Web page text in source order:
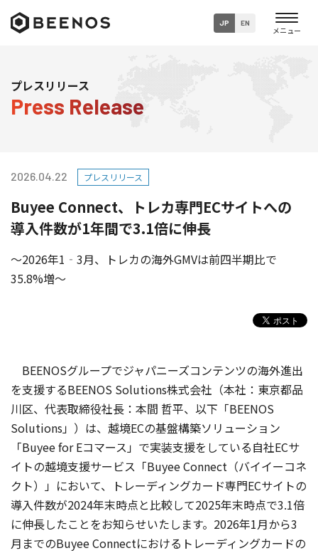
JP EN
ニュース
サステナビリティ
採用情報
プレスリリース
Press Release
2026.04.22 プレスリリース
Buyee Connect、トレカ専門ECサイトへの
導入件数が1年間で3.1倍に伸長
～2026年1‐3月、トレカの海外GMVは前四半期比で
35.8%増～
BEENOSグループでジャパニーズコンテンツの海外進出
を支援するBEENOS Solutions株式会社（本社：東京都品
川区、代表取締役社長：本間 哲平、以下「BEENOS
Solutions」）は、越境ECの基盤構築ソリューション
「Buyee for Eコマース」で実装支援をしている自社ECサ
イトの越境支援サービス「Buyee Connect（バイイーコネ
クト）」において、トレーディングカード専門ECサイトの
導入件数が2024年末時点と比較して2025年末時点で3.1倍
に伸長したことをお知らせいたします。2026年1月から3
月までのBuyee Connectにおけるトレーディングカードの